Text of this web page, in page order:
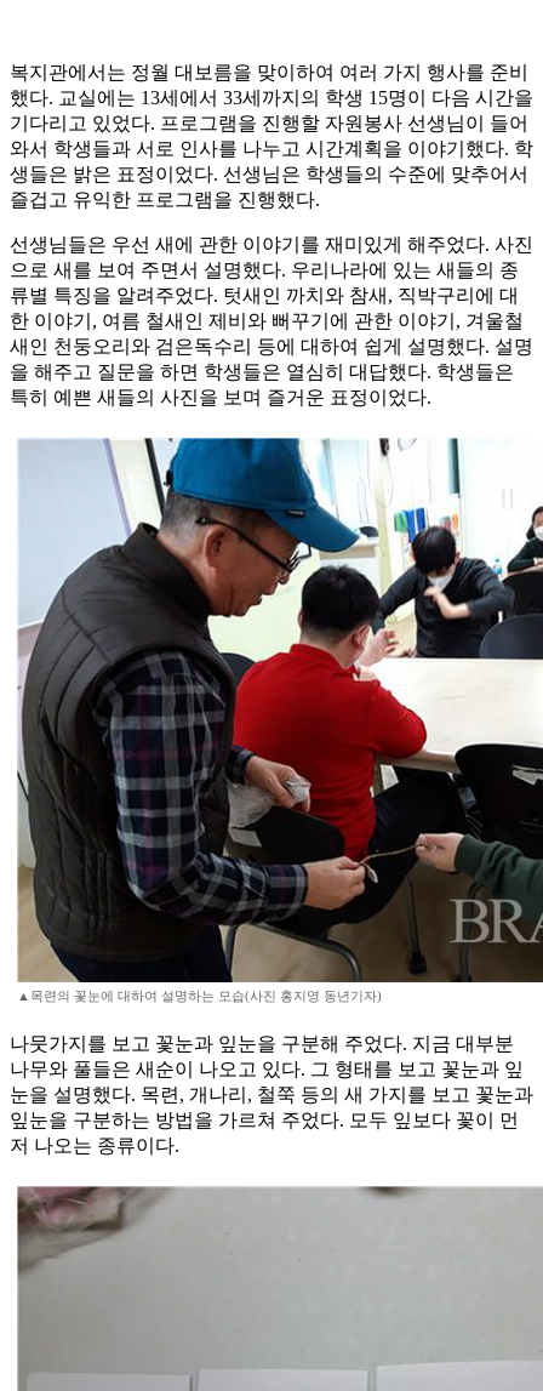
복지관에서는 정월 대보름을 맞이하여 여러 가지 행사를 준비
했다. 교실에는 13세에서 33세까지의 학생 15명이 다음 시간을
기다리고 있었다. 프로그램을 진행할 자원봉사 선생님이 들어
와서 학생들과 서로 인사를 나누고 시간계획을 이야기했다. 학
생들은 밝은 표정이었다. 선생님은 학생들의 수준에 맞추어서
즐겁고 유익한 프로그램을 진행했다.
선생님들은 우선 새에 관한 이야기를 재미있게 해주었다. 사진
으로 새를 보여 주면서 설명했다. 우리나라에 있는 새들의 종
류별 특징을 알려주었다. 텃새인 까치와 참새, 직박구리에 대
한 이야기, 여름 철새인 제비와 뻐꾸기에 관한 이야기, 겨울철
새인 천둥오리와 검은독수리 등에 대하여 쉽게 설명했다. 설명
을 해주고 질문을 하면 학생들은 열심히 대답했다. 학생들은
특히 예쁜 새들의 사진을 보며 즐거운 표정이었다.
▲목련의 꽃눈에 대하여 설명하는 모습(사진 홍지영 동년기자)
나뭇가지를 보고 꽃눈과 잎눈을 구분해 주었다. 지금 대부분
나무와 풀들은 새순이 나오고 있다. 그 형태를 보고 꽃눈과 잎
눈을 설명했다. 목련, 개나리, 철쭉 등의 새 가지를 보고 꽃눈과
잎눈을 구분하는 방법을 가르쳐 주었다. 모두 잎보다 꽃이 먼
저 나오는 종류이다.